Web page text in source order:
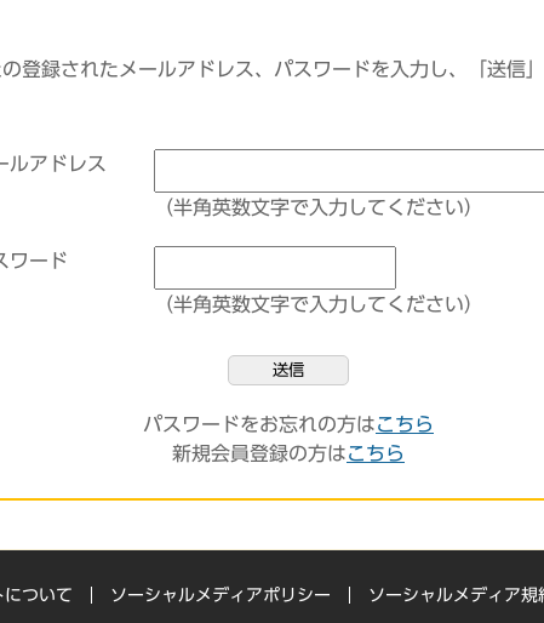
登録されたメールアドレス、パスワードを入力し、「送信
ルアドレス
（半角英数文字で入力してください）
ワード
（半角英数文字で入力してください）
送信
パスワードをお忘れの方はこちら
新規会員登録の方はこちら
について ソーシャルメディアポリシー ソーシャルメディア規